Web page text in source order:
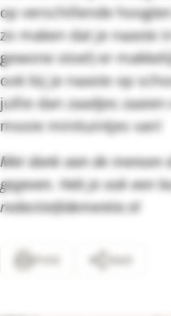
op verschillende
zo maken dat je naaste
gewone stoel) er
ook bij je naaste op
jullie dan zaadjes
mooie minituintjes van!
Met dank aan de mensen
gegeven. Heb je ook een
redactie@dementie.nl
Print Deel